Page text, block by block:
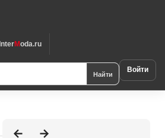
InterModa.ru
Найти Войти